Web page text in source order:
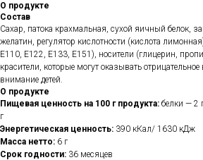
О продукте
Состав
Сахар, патока крахмальная, сухой яичный белок,
желатин, регулятор кислотности (кислота
Е110, Е122, Е133, Е151), носители (глицерин,
красители, которые могут оказывать
внимание детей.
О продукте
Пищевая ценность на 100 г продукта: белки — 2
г
Энергетическая ценность: 390 кКал/ 1630 кДж
Масса нетто: 6 г
Срок годности: 36 месяцев